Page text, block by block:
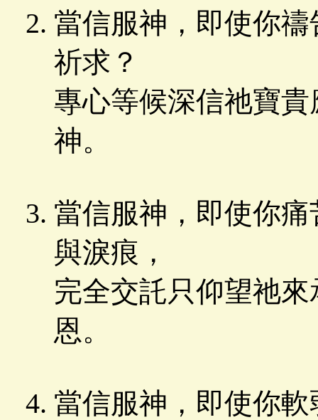
當信服神，即使你
祈求？
專心等候深信祂寶
神。
當信服神，即使你
與淚痕，
完全交託只仰望祂
恩。
當信服神，即使你